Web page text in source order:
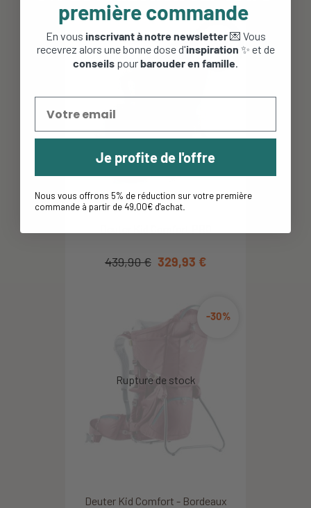
-25%
439,90 € 329,93 €
Deuter Kid Comfort - Bordeaux
-30%
première commande
En vous inscrivant à notre newsletter💌 Vous
recevrez alors une bonne dose d'inspiration ✨ et de
conseils pourbarouder en famille.
Je profite de l'offre
Nous vous offrons 5% de réduction sur votre première
commande à partir de 49,00€ d'achat.